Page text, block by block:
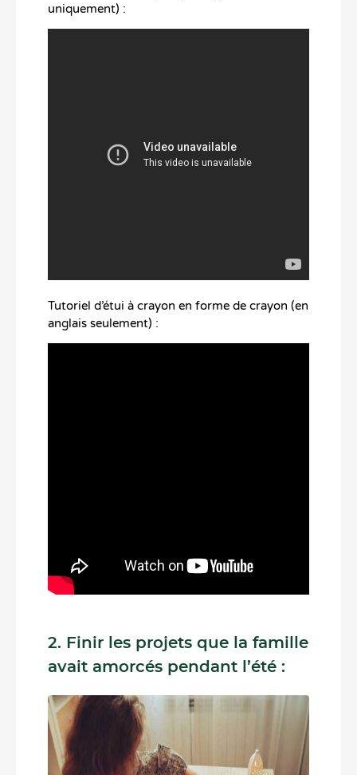
uniquement) :
Tutoriel d’étui à crayon en forme de crayon (en
anglais seulement) :
2. Finir les projets que la famille
avait amorcés pendant l’été :